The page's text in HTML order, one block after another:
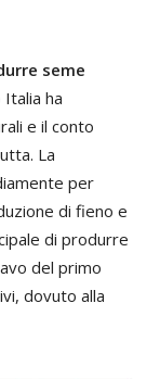
seme
ha
e il conto
La
per
di fieno e
di produrre
del primo
dovuto alla